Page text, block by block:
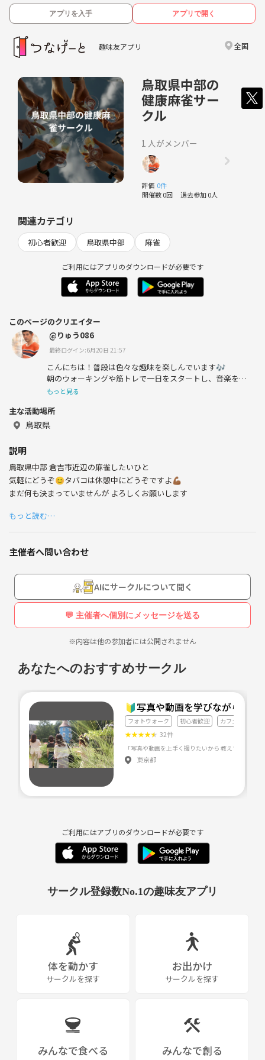
アプリを入手 アプリで開く
趣味友アプリ 全国
鳥取県中部の
健康麻雀サー
クル
1 人がメンバー
評価 0件
開催数 0回 過去参加 0人
関連カテゴリ
初心者歓迎 鳥取県中部 麻雀
ご利用にはアプリのダウンロードが必要です
このページのクリエイター
@りゅう086
最終ログイン:6月20日 21:57
こんにちは！普段は色々な趣味を楽しんでいます🎶
朝のウォーキングや筋トレで一日をスタートし、音楽を聴
きながらリラックスするのが大好きです。
読書や日記を通じて、日々の出来事を振り返るのも楽しみ
の一つです。
パソコンやスマホを使った新しいことにも興味津々です！
📚
もっと見る
主な活動場所
鳥取県
説明
鳥取県中部 倉吉市近辺の麻雀したいひと
気軽にどうぞ😊タバコは休憩中にどうぞですよ💪🏾
まだ何も決まっていませんが よろしくお願いします
もっと読む…
主催者へ問い合わせ
AIにサークルについて聞く
💬 主催者へ個別にメッセージを送る
※内容は他の参加者には公開されません
あなたへのおすすめサークル
🔰写真や動画を学びながらフォ
フォトウォーク 初心者歓迎 カフェ会
★★★★★ 32件
東京都
ご利用にはアプリのダウンロードが必要です
サークル登録数No.1の趣味友アプリ
体を動かす
サークルを探す
お出かけ
サークルを探す
みんなで食べる みんなで創る